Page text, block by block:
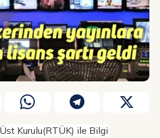
Kurulu(RTÜK) ile Bilgi